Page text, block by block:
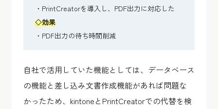
・PrintCreatorを導入し、PDF出力に対応した
◇効果
・PDF出力の待ち時間削減
自社で活用していた機能としては、データベース
の機能と差し込み文書作成機能があれば問題な
かったため、kintoneとPrintCreatorでの代替を検